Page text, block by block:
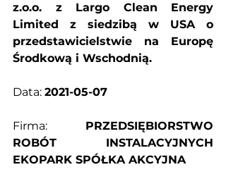
z.o.o. z Largo Clean Energy
Limited z siedzibą w USA o
przedstawicielstwie na Europę
Środkową i Wschodnią.
Data: 2021-05-07
Firma: PRZEDSIĘBIORSTWO
ROBÓT INSTALACYJNYCH
EKOPARK SPÓŁKA AKCYJNA